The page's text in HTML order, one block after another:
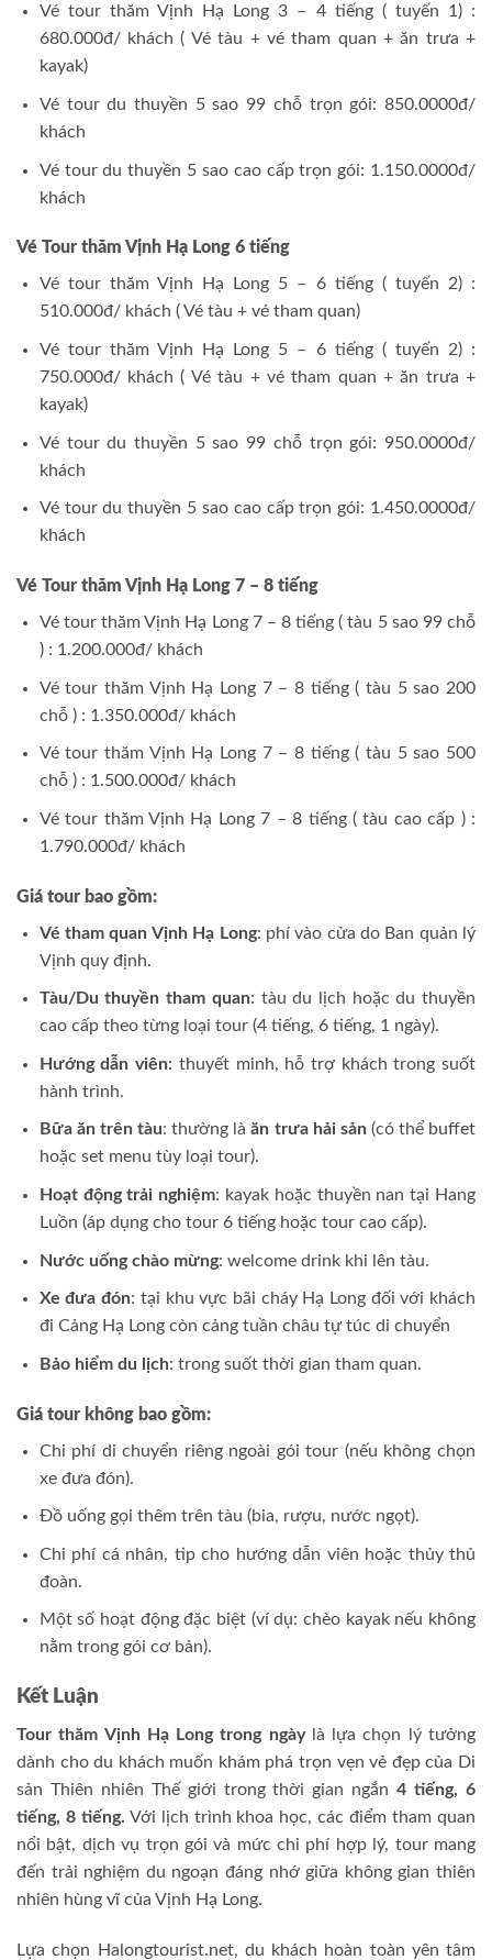
Vé tour thăm Vịnh Hạ Long 3 – 4 tiếng ( tuyến 1) :
680.000đ/ khách ( Vé tàu + vé tham quan + ăn trưa +
kayak)
Vé tour du thuyền 5 sao 99 chỗ trọn gói: 850.0000đ/
khách
Vé tour du thuyền 5 sao cao cấp trọn gói: 1.150.0000đ/
khách
Vé Tour thăm Vịnh Hạ Long 6 tiếng
Vé tour thăm Vịnh Hạ Long 5 – 6 tiếng ( tuyến 2) :
510.000đ/ khách ( Vé tàu + vé tham quan)
Vé tour thăm Vịnh Hạ Long 5 – 6 tiếng ( tuyến 2) :
750.000đ/ khách ( Vé tàu + vé tham quan + ăn trưa +
kayak)
Vé tour du thuyền 5 sao 99 chỗ trọn gói: 950.0000đ/
khách
Vé tour du thuyền 5 sao cao cấp trọn gói: 1.450.0000đ/
khách
Vé Tour thăm Vịnh Hạ Long 7 – 8 tiếng
Vé tour thăm Vịnh Hạ Long 7 – 8 tiếng ( tàu 5 sao 99 chỗ
) : 1.200.000đ/ khách
Vé tour thăm Vịnh Hạ Long 7 – 8 tiếng ( tàu 5 sao 200
chỗ ) : 1.350.000đ/ khách
Vé tour thăm Vịnh Hạ Long 7 – 8 tiếng ( tàu 5 sao 500
chỗ ) : 1.500.000đ/ khách
Vé tour thăm Vịnh Hạ Long 7 – 8 tiếng ( tàu cao cấp ) :
1.790.000đ/ khách
Giá tour bao gồm:
Vé tham quan Vịnh Hạ Long: phí vào cửa do Ban quản lý
Vịnh quy định.
Tàu/Du thuyền tham quan: tàu du lịch hoặc du thuyền
cao cấp theo từng loại tour (4 tiếng, 6 tiếng, 1 ngày).
Hướng dẫn viên: thuyết minh, hỗ trợ khách trong suốt
hành trình.
Bữa ăn trên tàu: thường làăn trưa hải sản (có thể buffet
hoặc set menu tùy loại tour).
Hoạt động trải nghiệm: kayak hoặc thuyền nan tại Hang
Luồn (áp dụng cho tour 6 tiếng hoặc tour cao cấp).
Nước uống chào mừng: welcome drink khi lên tàu.
Xe đưa đón: tại khu vực bãi cháy Hạ Long đối với khách
đi Cảng Hạ Long còn cảng tuần châu tự túc di chuyển
Bảo hiểm du lịch: trong suốt thời gian tham quan.
Giá tour không bao gồm:
Chi phí di chuyển riêng ngoài gói tour (nếu không chọn
xe đưa đón).
Đồ uống gọi thêm trên tàu (bia, rượu, nước ngọt).
Chi phí cá nhân, tip cho hướng dẫn viên hoặc thủy thủ
đoàn.
Một số hoạt động đặc biệt (ví dụ: chèo kayak nếu không
nằm trong gói cơ bản).
Kết Luận
Tour thăm Vịnh Hạ Long trong ngàylà lựa chọn lý tưởng
dành cho du khách muốn khám phá trọn vẹn vẻ đẹp của Di
sản Thiên nhiên Thế giới trong thời gian ngắn 4 tiếng, 6
tiếng, 8 tiếng. Với lịch trình khoa học, các điểm tham quan
nổi bật, dịch vụ trọn gói và mức chi phí hợp lý, tour mang
đến trải nghiệm du ngoạn đáng nhớ giữa không gian thiên
nhiên hùng vĩ của Vịnh Hạ Long.
Lựa chọn Halongtourist.net, du khách hoàn toàn yên tâm